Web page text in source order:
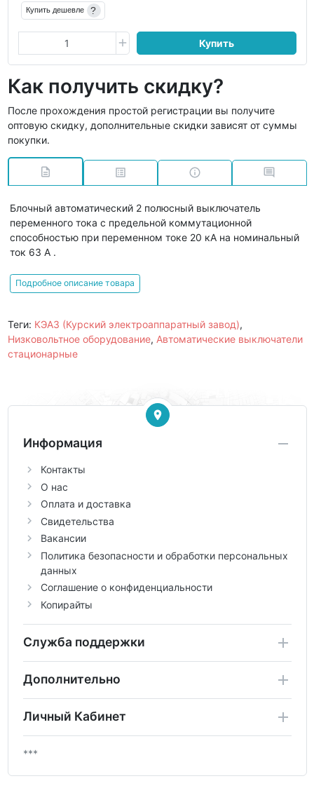
Купить дешевле ?
Купить
Как получить скидку?
После прохождения простой регистрации вы получите
оптовую скидку, дополнительные скидки зависят от суммы
покупки.
Блочный автоматический 2 полюсный выключатель
переменного тока с предельной коммутационной
способностью при переменном токе 20 кА на номинальный
ток 63 А .
Подробное описание товара
Теги: КЭАЗ (Курский электроаппаратный завод),
Низковольтное оборудование, Автоматические выключатели
стационарные
Информация
Контакты
О нас
Оплата и доставка
Свидетельства
Вакансии
Политика безопасности и обработки персональных
данных
Соглашение о конфиденциальности
Копирайты
Служба поддержки
Дополнительно
Личный Кабинет
***